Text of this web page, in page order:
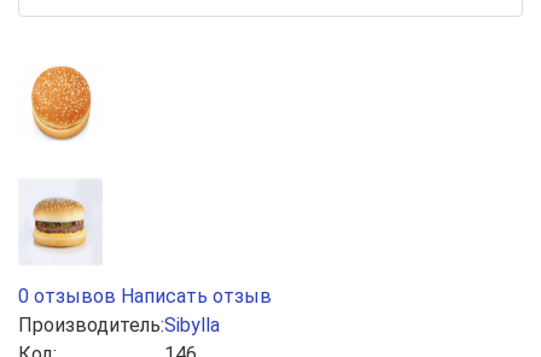
0 отзывов Написать отзыв
Производитель:Sibylla